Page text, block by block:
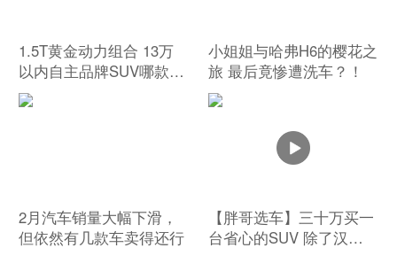
1.5T黄金动力组合 13万
以内自主品牌SUV哪款更
值得购买？
小姐姐与哈弗H6的樱花之
旅 最后竟惨遭洗车？！
2月汽车销量大幅下滑，
但依然有几款车卖得还行
【胖哥选车】三十万买一
台省心的SUV 除了汉兰